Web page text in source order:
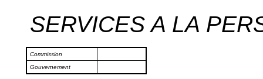
SERVICES A LA
Commission
Gouvernement